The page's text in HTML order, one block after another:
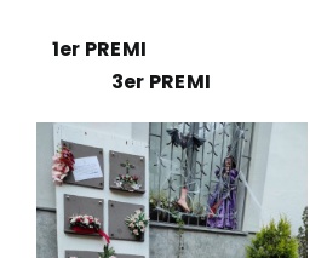
1er PREMI
3er PREMI